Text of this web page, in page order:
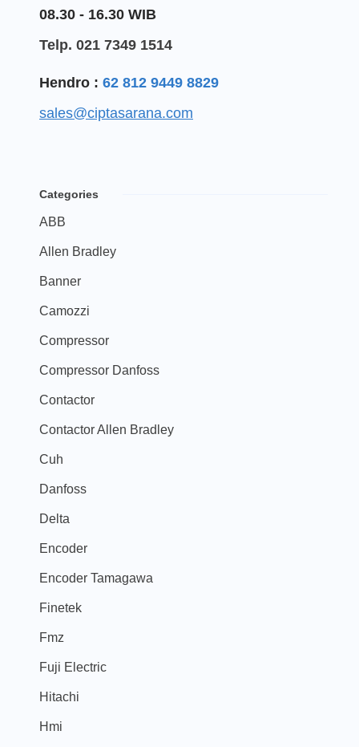
08.30 - 16.30 WIB
Telp. 021 7349 1514
Hendro : 62 812 9449 8829
sales@ciptasarana.com
Categories
ABB
Allen Bradley
Banner
Camozzi
Compressor
Compressor Danfoss
Contactor
Contactor Allen Bradley
Cuh
Danfoss
Delta
Encoder
Encoder Tamagawa
Finetek
Fmz
Fuji Electric
Hitachi
Hmi